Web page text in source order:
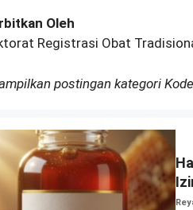
Oleh
Registrasi Obat
postingan kategori